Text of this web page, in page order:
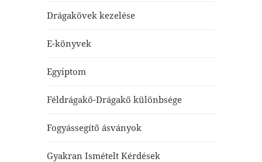
Drágakövek kezelése
E-könyvek
Egyiptom
Féldrágakő-Drágakő különbsége
Fogyássegítő ásványok
Gyakran Ismételt Kérdések